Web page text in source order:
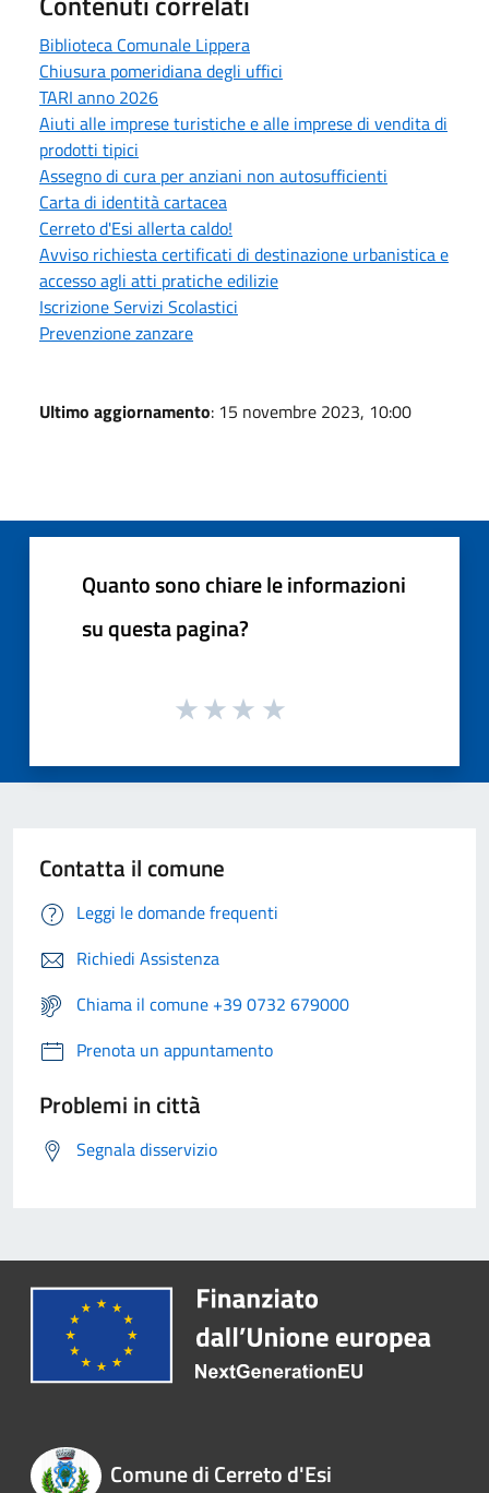
Biblioteca Comunale Lippera
Chiusura pomeridiana degli uffici
TARI anno 2026
Aiuti alle imprese turistiche e alle imprese di vendita di
prodotti tipici
Assegno di cura per anziani non autosufficienti
Carta di identità cartacea
Cerreto d'Esi allerta caldo!
Avviso richiesta certificati di destinazione urbanistica e
accesso agli atti pratiche edilizie
Iscrizione Servizi Scolastici
Prevenzione zanzare
Ultimo aggiornamento: 15 novembre 2023, 10:00
Quanto sono chiare le informazioni
su questa pagina?
Contatta il comune
Leggi le domande frequenti
Richiedi Assistenza
Chiama il comune +39 0732 679000
Prenota un appuntamento
Problemi in città
Segnala disservizio
Comune di Cerreto d'Esi